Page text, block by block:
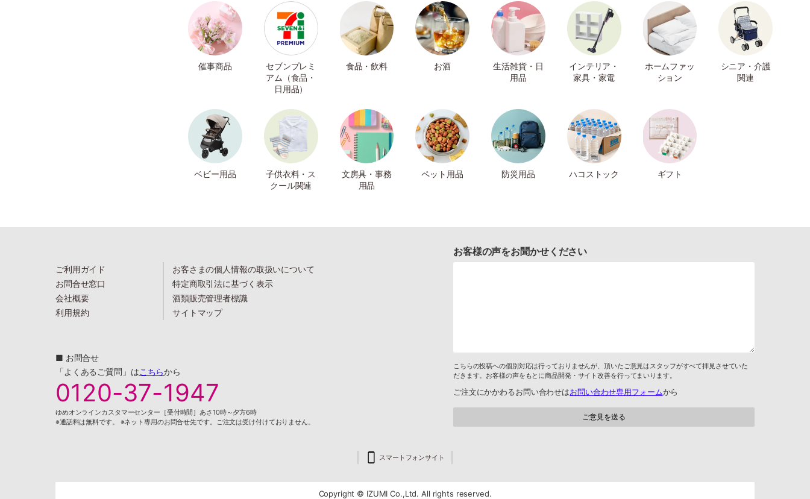
催事商品
セブンプレミ
アム（食品・
日用品）
食品・飲料 お酒
生活雑貨・日
用品
インテリア・
家具・家電
ホームファッ
ション
シニア・介護
関連
ベビー用品
子供衣料・ス
クール関連
文房具・事務
用品
ペット用品 防災用品 ハコストック ギフト
ご利用ガイド
お問合せ窓口
会社概要
利用規約
お客さまの個人情報の取扱いについて
特定商取引法に基づく表示
酒類販売管理者標識
サイトマップ
■ お問合せ
「よくあるご質問」はこちらから
0120-37-1947
ゆめオンラインカスタマーセンター［受付時間］あさ10時～夕方6時
※通話料は無料です。 ※ネット専用のお問合せ先です。ご注文は受け付けておりません。
お客様の声をお聞かせください
こちらの投稿への個別対応は行っておりませんが、頂いたご意見はスタッフがすべて拝見させていた
だきます。お客様の声をもとに商品開発・サイト改善を行ってまいります。
ご注文にかかわるお問い合わせはお問い合わせ専用フォームから
スマートフォンサイト
Copyright © IZUMI Co.,Ltd. All rights reserved.